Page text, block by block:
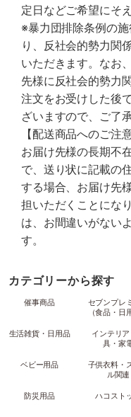
定日などご希望にそ
※暴力団排除条例の
り、反社会的勢力関
いただきます。なお
先様に反社会的勢力
注文をお受けした後
ざいますので、ご了
【配送商品へのご注
お届け先様の長期不
で、送り状に記載の
する場合、お届け先
担いただくことにな
は、お間違いがない
す。
カテゴリーから探す
催事商品
セブンプレ
（食品・日
生活雑貨・日用品
インテリ
具・家
ベビー用品
子供衣料・
ル関連
防災用品 ハコスト